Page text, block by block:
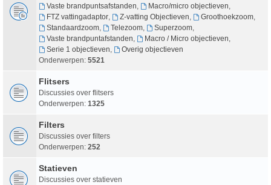
Vaste brandpuntsafstanden
Macro/micro objectieven
FTZ vattingadaptor, Z-vatting Objectieven Groothoekzoom,
Standaardzoom, Telezoom, Superzoom,
Vaste brandpuntafstanden
Macro / Micro objectieven
Serie 1 objectieven
Overig objectieven
Onderwerpen: 5521
Flitsers
Discussies over flitsers
Onderwerpen: 1325
Filters
Discussies over filters
Onderwerpen: 252
Statieven
Discussies over statieven